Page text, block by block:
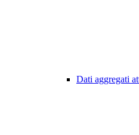
Dati aggregati